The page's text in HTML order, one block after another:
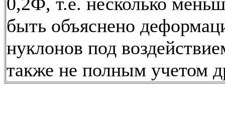
быть объяснено
нуклонов под
также не полным учетом